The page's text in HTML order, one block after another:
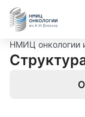
НМИЦ онкологии